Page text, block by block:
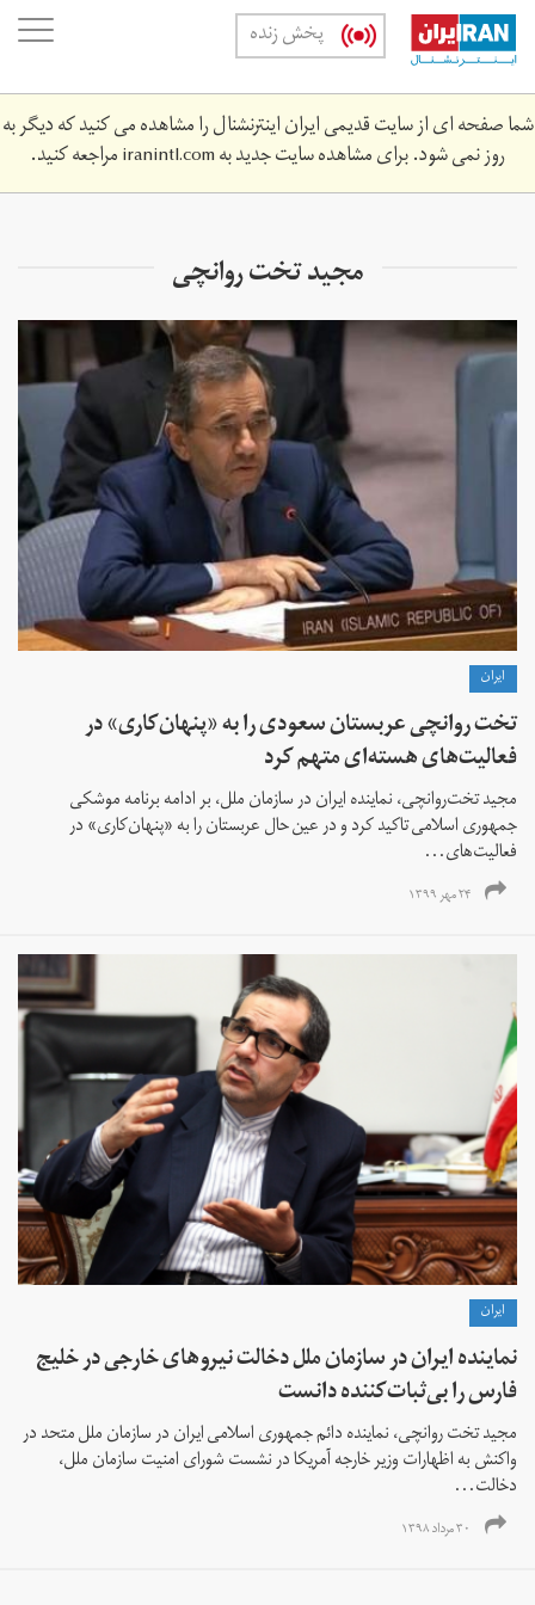
Skip
main
content
پخش زنده
شما صفحه ای از سایت قدیمی ایران اینترنشنال را مشاهده می کنید که دیگر به
روز نمی شود. برای مشاهده سایت جدید بهiranintl.comمراجعه کنید.
مجید تخت روانچی
ايران
تخت روانچی عربستان سعودی را به «پنهان‌کاری» در
فعالیت‌های هسته‌ای متهم کرد
مجید تخت‌روانچی، نماینده ایران در سازمان ملل، بر ادامه برنامه موشکی
جمهوری اسلامی تاکید کرد و در عین حال عربستان را به «پنهان‌کاری» در
فعالیت‌های...
۲۴ مهر ۱۳۹۹
ايران
نماینده ایران در سازمان ملل دخالت نیروهای خارجی در خلیج
‌فارس را بی‌ثبات‌کننده دانست
مجید تخت روانچی، نماینده دائم جمهوری اسلامی ایران در سازمان ملل متحد در
واکنش به اظهارات وزیر خارجه آمریکا در نشست شورای امنیت سازمان ملل،
دخالت...
۳۰ مرداد ۱۳۹۸